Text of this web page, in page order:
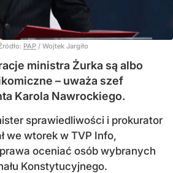
PAP / Wojtek Jargiło
ministra Żurka są albo
– uważa szef
Karola Nawrockiego.
sprawiedliwości i prokurator
we wtorek w TVP Info,
oceniać osób wybranych
Konstytucyjnego.